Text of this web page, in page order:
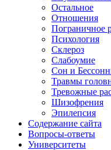
Остальное
Отношения
Пограничное
Психология
Склероз
Слабоумие
Сон и
Травмы
Тревожные
Шизофрения
Эпилепсия
Содержание сайта
Вопросы-ответы
Университеты